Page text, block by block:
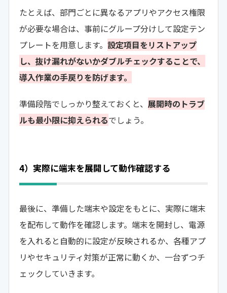
たとえば、部門ごとに異なるアプリやアクセス権限
が必要な場合は、事前にグループ分けして設定テン
プレートを用意します。 設定項目をリストアップ
し、抜け漏れがないかダブルチェックすることで、
導入作業の手戻りを防げます。
準備段階でしっかり整えておくと、 展開時のトラブ
ルも最小限に抑えられるでしょう。
4）実際に端末を展開して動作確認する
最後に、準備した端末や設定をもとに、実際に端末
を配布して動作を確認します。端末を開封し、電源
を入れると自動的に設定が反映されるか、各種アプ
リやセキュリティ対策が正常に動くか、一台ずつチ
ェックしていきます。